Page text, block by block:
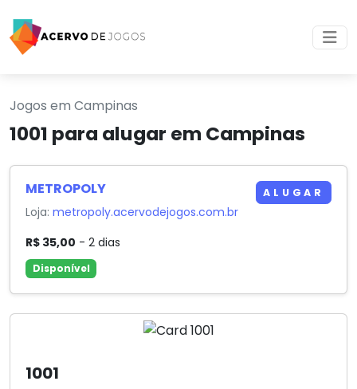
Jogos em Campinas
1001 para alugar em Campinas
1001
METROPOLY
Loja:metropoly.acervodejogos.com.br
R$ 35,00 - 2 dias
Disponível
ALUGAR